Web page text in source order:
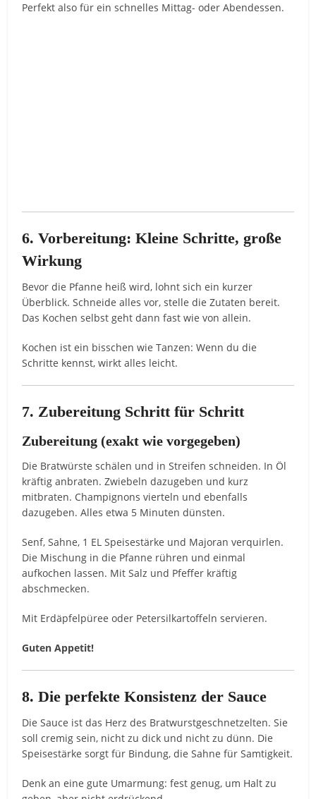
Perfekt also für ein schnelles Mittag- oder Abendessen.
6. Vorbereitung: Kleine Schritte, große
Wirkung
Bevor die Pfanne heiß wird, lohnt sich ein kurzer
Überblick. Schneide alles vor, stelle die Zutaten bereit.
Das Kochen selbst geht dann fast wie von allein.
Kochen ist ein bisschen wie Tanzen: Wenn du die
Schritte kennst, wirkt alles leicht.
7. Zubereitung Schritt für Schritt
Zubereitung (exakt wie vorgegeben)
Die Bratwürste schälen und in Streifen schneiden. In Öl
kräftig anbraten. Zwiebeln dazugeben und kurz
mitbraten. Champignons vierteln und ebenfalls
dazugeben. Alles etwa 5 Minuten dünsten.
Senf, Sahne, 1 EL Speisestärke und Majoran verquirlen.
Die Mischung in die Pfanne rühren und einmal
aufkochen lassen. Mit Salz und Pfeffer kräftig
abschmecken.
Mit Erdäpfelpüree oder Petersilkartoffeln servieren.
Guten Appetit!
8. Die perfekte Konsistenz der Sauce
Die Sauce ist das Herz des Bratwurstgeschnetzelten. Sie
soll cremig sein, nicht zu dick und nicht zu dünn. Die
Speisestärke sorgt für Bindung, die Sahne für Samtigkeit.
Denk an eine gute Umarmung: fest genug, um Halt zu